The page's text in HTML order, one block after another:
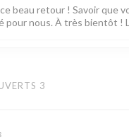
beau retour ! Savoir que
nous. À très bientôt !
3